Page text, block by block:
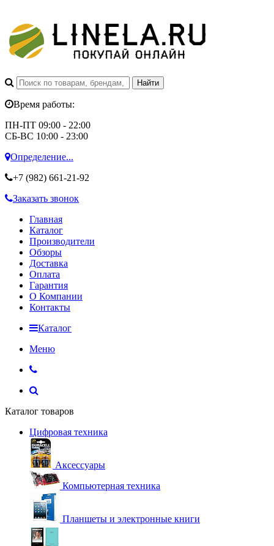
Время работы:
ПН-ПТ 09:00 - 22:00
СБ-ВС 10:00 - 23:00
Определение...
+7 (982) 661-21-92
Заказать звонок
Главная
Каталог
Производители
Обзоры
Доставка
Оплата
Гарантия
О Компании
Контакты
Каталог
Меню
Каталог товаров
Цифровая техника
Аксессуары
Компьютерная техника
Планшеты и электронные книги